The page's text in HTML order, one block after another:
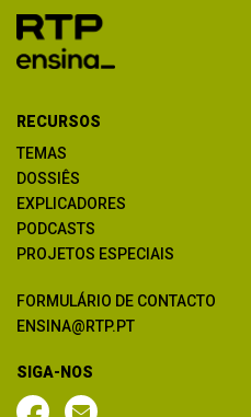
RECURSOS
TEMAS
DOSSIÊS
EXPLICADORES
PODCASTS
PROJETOS ESPECIAIS
FORMULÁRIO DE CONTACTO
ENSINA@RTP.PT
SIGA-NOS